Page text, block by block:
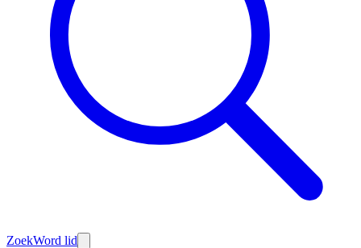
ZoekWord lid